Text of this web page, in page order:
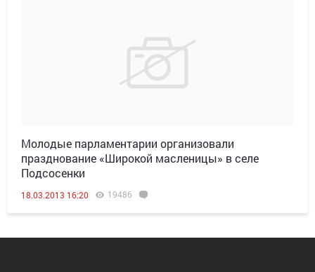
Молодые парламентарии организовали
празднование «Широкой масленицы» в селе
Подсосенки
18.03.2013 16:20 19486